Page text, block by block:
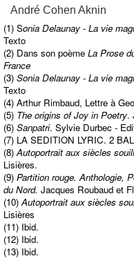
André Cohen Aknin
(1) Sonia Delaunay - La vie
Texto
(2) Dans son poème La Prose
France
(3) Sonia Delaunay - La vie
Texto
(4) Arthur Rimbaud, Lettre à
(5) The origins of Joy in Poetry.
(6) Sanpatri. Sylvie Durbec -
(7) LA SEDITION LYRIC. 2
(8)Autoportrait aux siècles
Lisières.
(9) Partition rouge. Anthologie,
du Nord. Jacques Roubaud et
(10)Autoportrait aux siècles
Lisières
(11) Ibid.
(12) Ibid.
(13) Ibid.